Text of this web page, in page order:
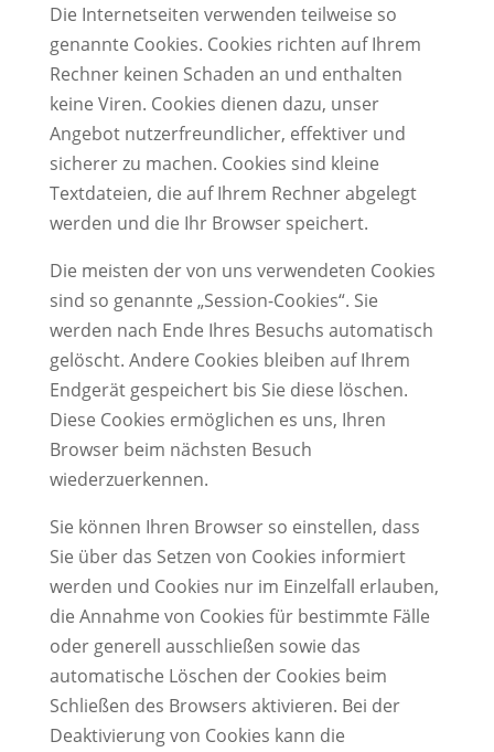
Die Internetseiten verwenden teilweise so
genannte Cookies. Cookies richten auf Ihrem
Rechner keinen Schaden an und enthalten
keine Viren. Cookies dienen dazu, unser
Angebot nutzerfreundlicher, effektiver und
sicherer zu machen. Cookies sind kleine
Textdateien, die auf Ihrem Rechner abgelegt
werden und die Ihr Browser speichert.
Die meisten der von uns verwendeten Cookies
sind so genannte „Session-Cookies“. Sie
werden nach Ende Ihres Besuchs automatisch
gelöscht. Andere Cookies bleiben auf Ihrem
Endgerät gespeichert bis Sie diese löschen.
Diese Cookies ermöglichen es uns, Ihren
Browser beim nächsten Besuch
wiederzuerkennen.
Sie können Ihren Browser so einstellen, dass
Sie über das Setzen von Cookies informiert
werden und Cookies nur im Einzelfall erlauben,
die Annahme von Cookies für bestimmte Fälle
oder generell ausschließen sowie das
automatische Löschen der Cookies beim
Schließen des Browsers aktivieren. Bei der
Deaktivierung von Cookies kann die